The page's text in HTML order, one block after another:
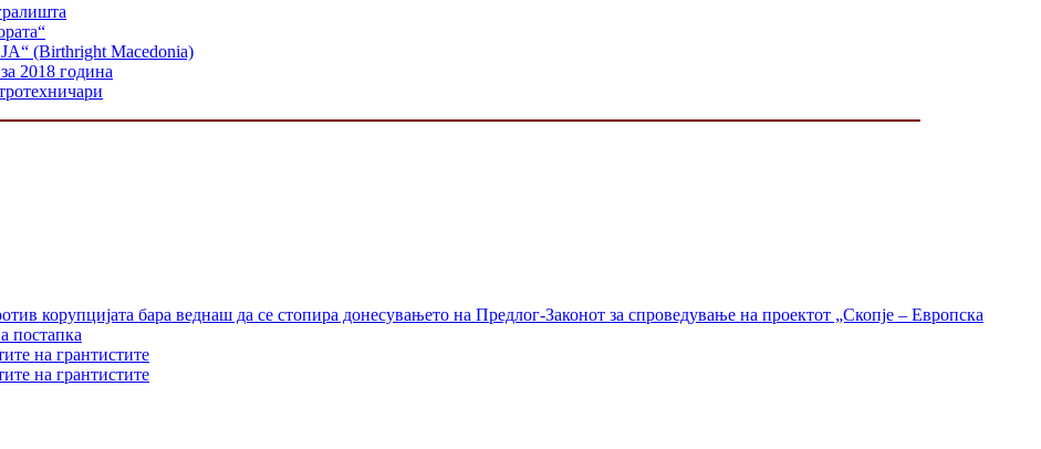
(Birthright Macedonia)
2018 година
корупцијата бара веднаш да се стопира донесувањето на Предлог-Законот за спроведување на проектот „Скопје – Европска
постапка
на грантистите
на грантистите